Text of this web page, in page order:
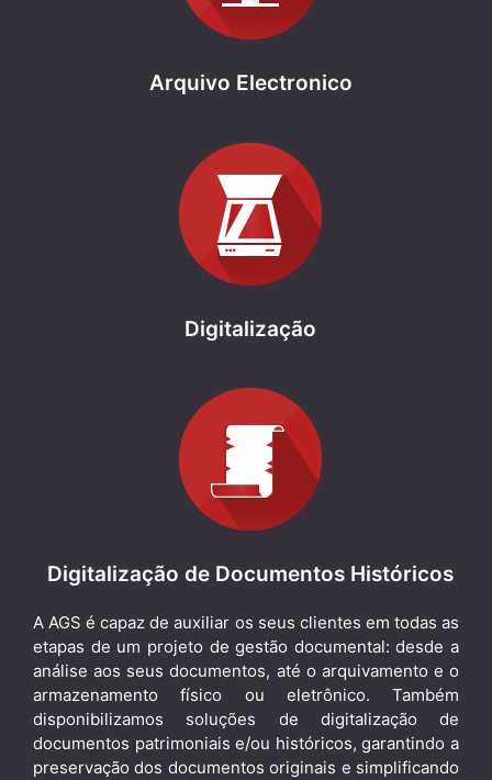
Arquivo Electronico
Digitalização
Digitalização de Documentos Históricos
A AGS é capaz de auxiliar os seus clientes em todas as
etapas de um projeto de gestão documental: desde a
análise aos seus documentos, até o arquivamento e o
armazenamento físico ou eletrônico. Também
disponibilizamos soluções de digitalização de
documentos patrimoniais e/ou históricos, garantindo a
preservação dos documentos originais e simplificando